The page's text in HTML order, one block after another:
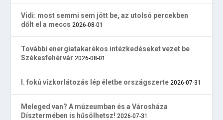
Vidi: most semmi sem jött be, az utolsó percekben
dőlt el a meccs 2026-08-01
További energiatakarékos intézkedéseket vezet be
Székesfehérvár 2026-08-01
I. fokú vízkorlátozás lép életbe országszerte 2026-07-31
Meleged van? A múzeumban és a Városháza
Dísztermében is hűsölhetsz! 2026-07-31